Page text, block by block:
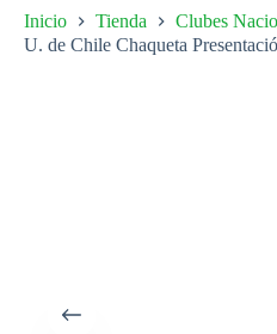
Inicio Tienda
Clubes
U. de Chile Chaqueta